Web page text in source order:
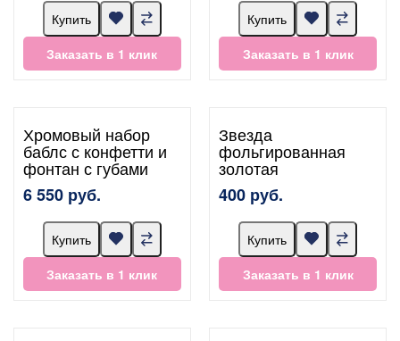
Купить
Заказать в 1 клик
Купить
Заказать в 1 клик
Хромовый набор
баблс с конфетти и
фонтан с губами
6 550 руб.
Купить
Заказать в 1 клик
Звезда
фольгированная
золотая
400 руб.
Купить
Заказать в 1 клик